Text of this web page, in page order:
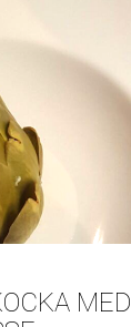
MED